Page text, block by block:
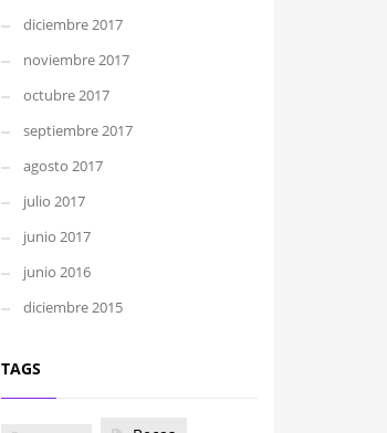
diciembre 2017
noviembre 2017
octubre 2017
septiembre 2017
agosto 2017
julio 2017
junio 2017
junio 2016
diciembre 2015
TAGS